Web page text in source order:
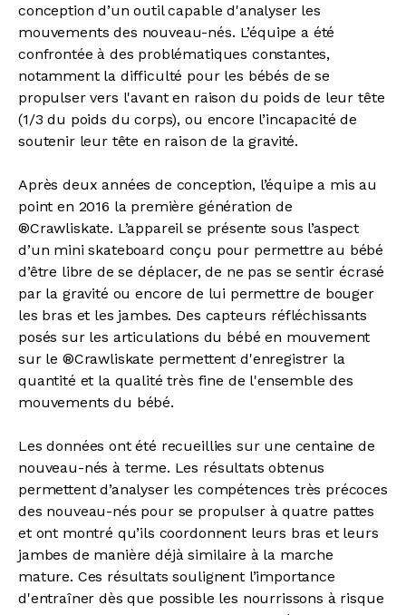
conception d’un outil capable d'analyser les
mouvements des nouveau-nés. L’équipe a été
confrontée à des problématiques constantes,
notamment la difficulté pour les bébés de se
propulser vers l'avant en raison du poids de leur tête
(1/3 du poids du corps), ou encore l’incapacité de
soutenir leur tête en raison de la gravité.
Après deux années de conception, l’équipe a mis au
point en 2016 la première génération de
®Crawliskate. L’appareil se présente sous l’aspect
d’un mini skateboard conçu pour permettre au bébé
d’être libre de se déplacer, de ne pas se sentir écrasé
par la gravité ou encore de lui permettre de bouger
les bras et les jambes. Des capteurs réfléchissants
posés sur les articulations du bébé en mouvement
sur le ®Crawliskate permettent d'enregistrer la
quantité et la qualité très fine de l'ensemble des
mouvements du bébé.
Les données ont été recueillies sur une centaine de
nouveau-nés à terme. Les résultats obtenus
permettent d’analyser les compétences très précoces
des nouveau-nés pour se propulser à quatre pattes
et ont montré qu’ils coordonnent leurs bras et leurs
jambes de manière déjà similaire à la marche
mature. Ces résultats soulignent l’importance
d'entraîner dès que possible les nourrissons à risque